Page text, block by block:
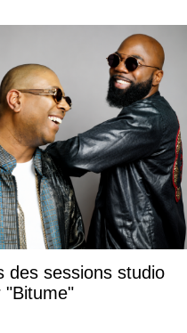
des sessions studio
"Bitume"